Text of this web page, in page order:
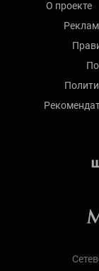
О проекте